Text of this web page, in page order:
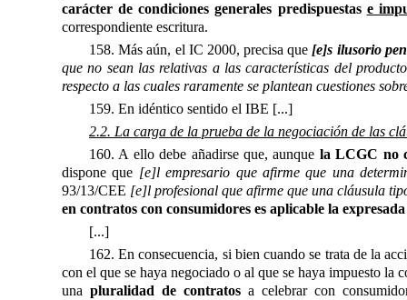
carácter de condiciones generales predispuestas e
correspondiente escritura.
158. Más aún, el IC 2000, precisa que[e]s ilusorio
que no sean las relativas a las características del
respecto a las cuales raramente se plantean cuestiones
159. En idéntico sentido el IBE [...]
2.2. La carga de la prueba de la negociación de las
160. A ello debe añadirse que, aunque la LCGC no
dispone que [e]l empresario que afirme que una
93/13/CEE [e]l profesional que afirme que una cláusula
en contratos con consumidores es aplicable la
[...]
162. En consecuencia, si bien cuando se trata de la
con el que se haya negociado o al que se haya impuesto la
una pluralidad de contratos a celebrar con